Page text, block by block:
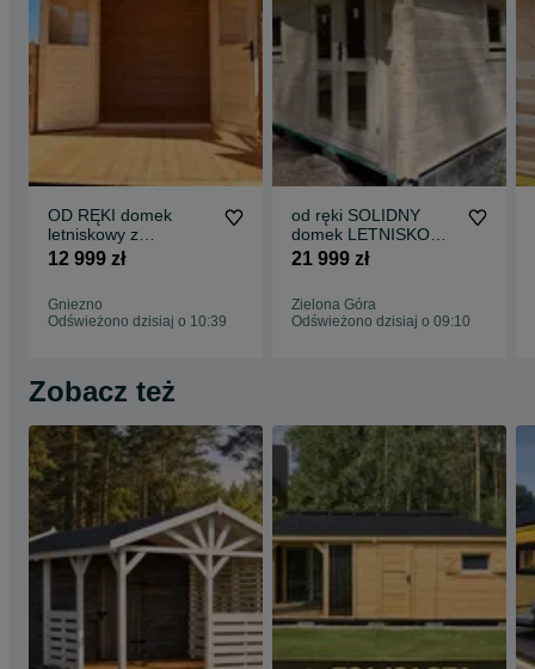
OD RĘKI domek
letniskowy z
tarasem*5x3*15
12 999 zł
Gniezno
Odświeżono dzisiaj o 10:39
od ręki SOLIDNY
domek LETNISKOWY
drewniany 5m x
21 999 zł
Zielona Góra
Odświeżono dzisiaj o 09:10
Zobacz też